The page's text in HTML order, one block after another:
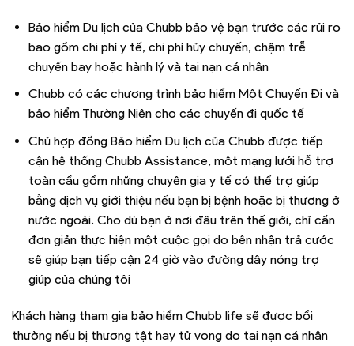
Bảo hiểm Du lịch của Chubb bảo vệ bạn trước các rủi ro
bao gồm chi phí y tế, chi phí hủy chuyến, chậm trễ
chuyến bay hoặc hành lý và tai nạn cá nhân
Chubb có các chương trình bảo hiểm Một Chuyến Đi và
bảo hiểm Thường Niên cho các chuyến đi quốc tế
Chủ hợp đồng Bảo hiểm Du lịch của Chubb được tiếp
cận hệ thống Chubb Assistance, một mạng lưới hỗ trợ
toàn cầu gồm những chuyên gia y tế có thể trợ giúp
bằng dịch vụ giới thiệu nếu bạn bị bệnh hoặc bị thương ở
nước ngoài. Cho dù bạn ở nơi đâu trên thế giới, chỉ cần
đơn giản thực hiện một cuộc gọi do bên nhận trả cước
sẽ giúp bạn tiếp cận 24 giờ vào đường dây nóng trợ
giúp của chúng tôi
Khách hàng tham gia bảo hiểm Chubb life sẽ được bồi
thường nếu bị thương tật hay tử vong do tai nạn cá nhân